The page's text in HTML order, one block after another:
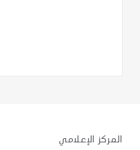
المركز الإعلامي